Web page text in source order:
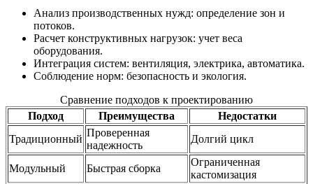
Анализ производственных нужд: определение зон и
потоков.
Расчет конструктивных нагрузок: учет веса
оборудования.
Интеграция систем: вентиляция, электрика, автоматика.
Соблюдение норм: безопасность и экология.
Сравнение подходов к проектированию
Подход
Преимущества
Недостатки
Традиционный
Проверенная
надежность
Долгий цикл
Модульный Быстрая сборка
Ограниченная
кастомизация